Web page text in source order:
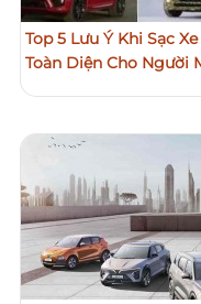
Top 5 Lưu Ý Khi Sạc
Toàn Diện Cho Người